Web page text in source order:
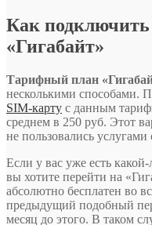
Как
«Гигабайт»
Тарифный план
несколькими способами.
SIM-карту с данным
среднем в 250 руб. Этот
не пользовались
Если у вас уже есть
вы хотите перейти на
абсолютно бесплатен во
предыдущий подобный
месяц до этого. В таком